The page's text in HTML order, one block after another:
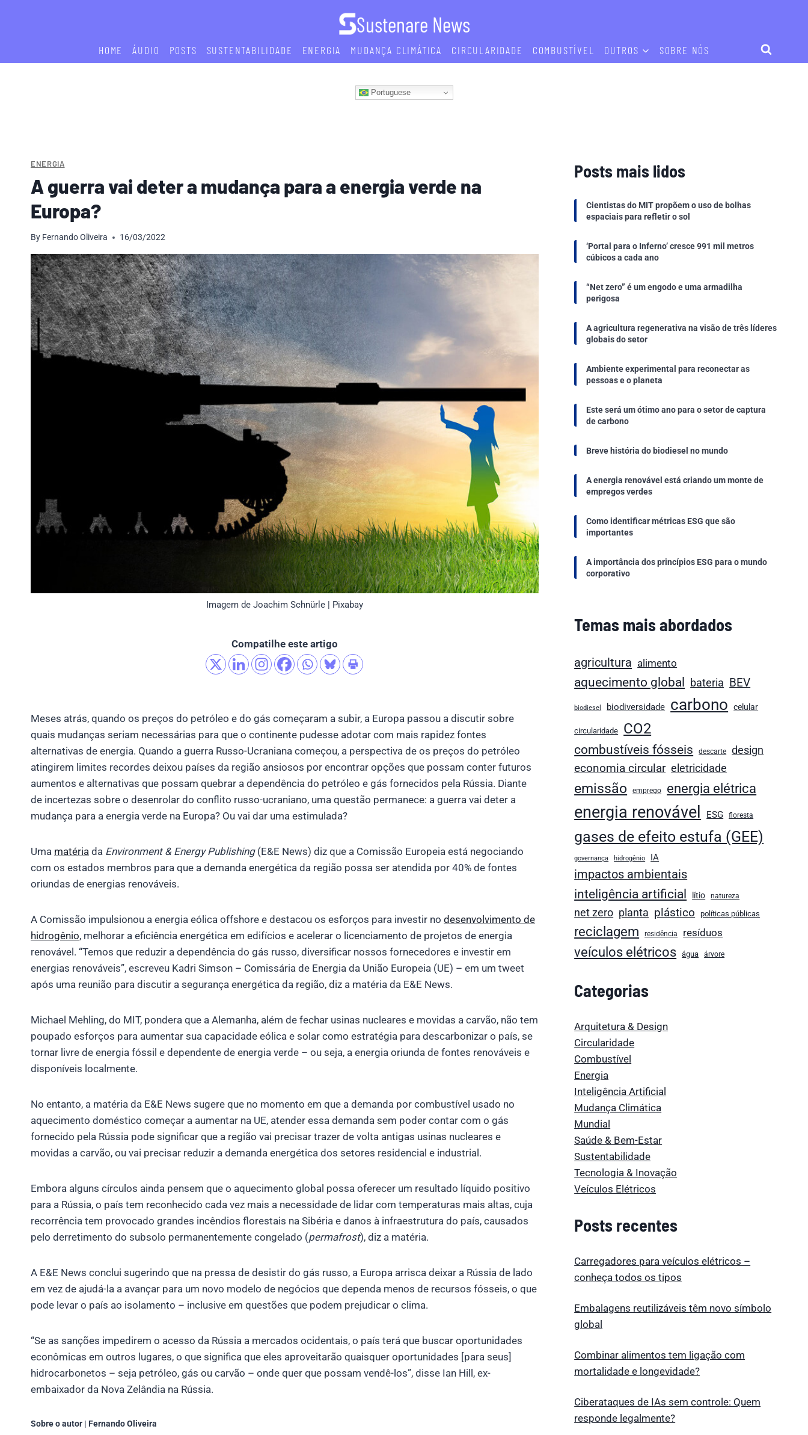
Sustenare News
HOME ÁUDIO POSTS SUSTENTABILIDADE ENERGIA MUDANÇA CLIMÁTICA CIRCULARIDADE COMBUSTÍVEL OUTROS SOBRE NÓS
Portuguese
ENERGIA
A guerra vai deter a mudança para a energia verde na
Europa?
By Fernando Oliveira 16/03/2022
Imagem de Joachim Schnürle | Pixabay
Compatilhe este artigo
Meses atrás, quando os preços do petróleo e do gás começaram a subir, a Europa passou a discutir sobre
quais mudanças seriam necessárias para que o continente pudesse adotar com mais rapidez fontes
alternativas de energia. Quando a guerra Russo-Ucraniana começou, a perspectiva de os preços do petróleo
atingirem limites recordes deixou países da região ansiosos por encontrar opções que possam conter futuros
aumentos e alternativas que possam quebrar a dependência do petróleo e gás fornecidos pela Rússia. Diante
de incertezas sobre o desenrolar do conflito russo-ucraniano, uma questão permanece: a guerra vai deter a
mudança para a energia verde na Europa? Ou vai dar uma estimulada?
Uma matéria da Environment & Energy Publishing(E&E News) diz que a Comissão Europeia está negociando
com os estados membros para que a demanda energética da região possa ser atendida por 40% de fontes
oriundas de energias renováveis.
A Comissão impulsionou a energia eólica offshore e destacou os esforços para investir no desenvolvimento de
hidrogênio, melhorar a eficiência energética em edifícios e acelerar o licenciamento de projetos de energia
renovável. “Temos que reduzir a dependência do gás russo, diversificar nossos fornecedores e investir em
energias renováveis”, escreveu Kadri Simson – Comissária de Energia da União Europeia (UE) – em um tweet
após uma reunião para discutir a segurança energética da região, diz a matéria da E&E News.
Michael Mehling, do MIT, pondera que a Alemanha, além de fechar usinas nucleares e movidas a carvão, não tem
poupado esforços para aumentar sua capacidade eólica e solar como estratégia para descarbonizar o país, se
tornar livre de energia fóssil e dependente de energia verde – ou seja, a energia oriunda de fontes renováveis e ​​​​
disponíveis localmente.
No entanto, a matéria da E&E News sugere que no momento em que a demanda por combustível usado no
aquecimento doméstico começar a aumentar na UE, atender essa demanda sem poder contar com o gás
fornecido pela Rússia pode significar que a região vai precisar trazer de volta antigas usinas nucleares e
movidas a carvão, ou vai precisar reduzir a demanda energética dos setores residencial e industrial.
Embora alguns círculos ainda pensem que o aquecimento global possa oferecer um resultado líquido positivo
para a Rússia, o país tem reconhecido cada vez mais a necessidade de lidar com temperaturas mais altas, cuja
recorrência tem provocado grandes incêndios florestais na Sibéria e danos à infraestrutura do país, causados
pelo derretimento do subsolo permanentemente congelado (permafrost), diz a matéria.
A E&E News conclui sugerindo que na pressa de desistir do gás russo, a Europa arrisca deixar a Rússia de lado
em vez de ajudá-la a avançar para um novo modelo de negócios que dependa menos de recursos fósseis, o que
pode levar o país ao isolamento – inclusive em questões que podem prejudicar o clima.
“Se as sanções impedirem o acesso da Rússia a mercados ocidentais, o país terá que buscar oportunidades
econômicas em outros lugares, o que significa que eles aproveitarão quaisquer oportunidades [para seus]
hidrocarbonetos – seja petróleo, gás ou carvão – onde quer que possam vendê-los”, disse Ian Hill, ex-
embaixador da Nova Zelândia na Rússia.
Sobre o autor | Fernando Oliveira
Posts mais lidos
Cientistas do MIT propõem o uso de bolhas
espaciais para refletir o sol
‘Portal para o Inferno’ cresce 991 mil metros
cúbicos a cada ano
“Net zero” é um engodo e uma armadilha
perigosa
A agricultura regenerativa na visão de três líderes
globais do setor
Ambiente experimental para reconectar as
pessoas e o planeta
Este será um ótimo ano para o setor de captura
de carbono
Breve história do biodiesel no mundo
A energia renovável está criando um monte de
empregos verdes
Como identificar métricas ESG que são
importantes
A importância dos princípios ESG para o mundo
corporativo
Temas mais abordados
agricultura alimento
aquecimento global bateria BEV
biodiesel biodiversidade carbono celular
circularidade CO2
combustíveis fósseis descarte design
economia circular eletricidade
emissão emprego energia elétrica
energia renovável ESG floresta
gases de efeito estufa (GEE)
governança hidrogênio IA
impactos ambientais
inteligência artificial lítio natureza
net zero planta plástico políticas públicas
reciclagem residência resíduos
veículos elétricos água árvore
Categorias
Arquitetura & Design
Circularidade
Combustível
Energia
Inteligência Artificial
Mudança Climática
Mundial
Saúde & Bem-Estar
Sustentabilidade
Tecnologia & Inovação
Veículos Elétricos
Posts recentes
Carregadores para veículos elétricos –
conheça todos os tipos
Embalagens reutilizáveis têm novo símbolo
global
Combinar alimentos tem ligação com
mortalidade e longevidade?
Ciberataques de IAs sem controle: Quem
responde legalmente?